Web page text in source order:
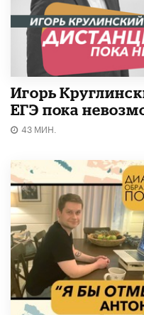
Игорь
ЕГЭ пока
43 МИН.